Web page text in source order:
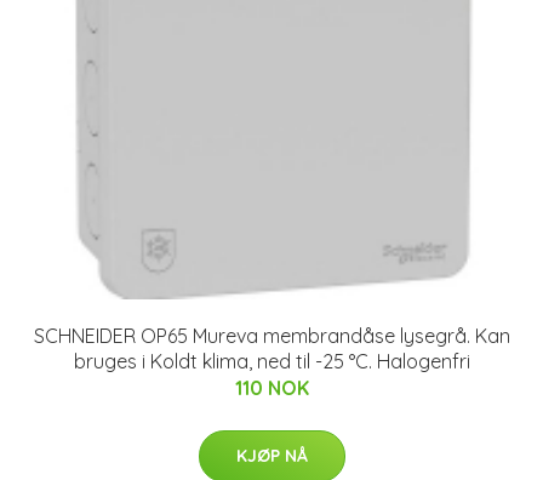
SCHNEIDER OP65 Mureva membrandåse lysegrå. Kan
bruges i Koldt klima, ned til -25 °C. Halogenfri
110 NOK
KJØP NÅ